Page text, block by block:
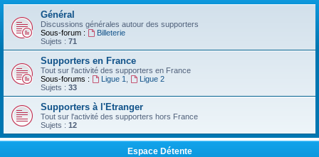
Général
Discussions générales autour des supporters
Sous-forum :
Billeterie
Sujets : 71
Supporters en France
Tout sur l'activité des supporters en France
Sous-forums :
Ligue 1
Ligue 2
Sujets : 33
Supporters à l'Etranger
Tout sur l'activité des supporters hors France
Sujets : 12
Espace Détente